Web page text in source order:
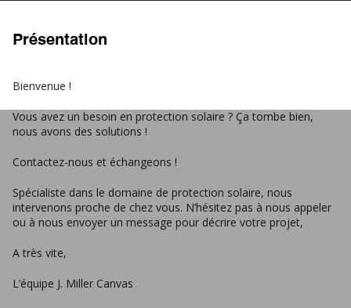
Présentation
Bienvenue !
Vous avez un besoin en protection solaire ? Ça tombe bien,
nous avons des solutions !
Contactez-nous et échangeons !
Spécialiste dans le domaine de protection solaire, nous
intervenons proche de chez vous. N’hésitez pas à nous appeler
ou à nous envoyer un message pour décrire votre projet,
A très vite,
L’équipe J. Miller Canvas